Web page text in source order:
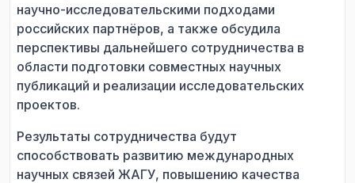
научно-исследовательскими подходами
российских партнёров, а также обсудила
перспективы дальнейшего сотрудничества в
области подготовки совместных научных
публикаций и реализации исследовательских
проектов.
Результаты сотрудничества будут
способствовать развитию международных
научных связей ЖАГУ, повышению качества